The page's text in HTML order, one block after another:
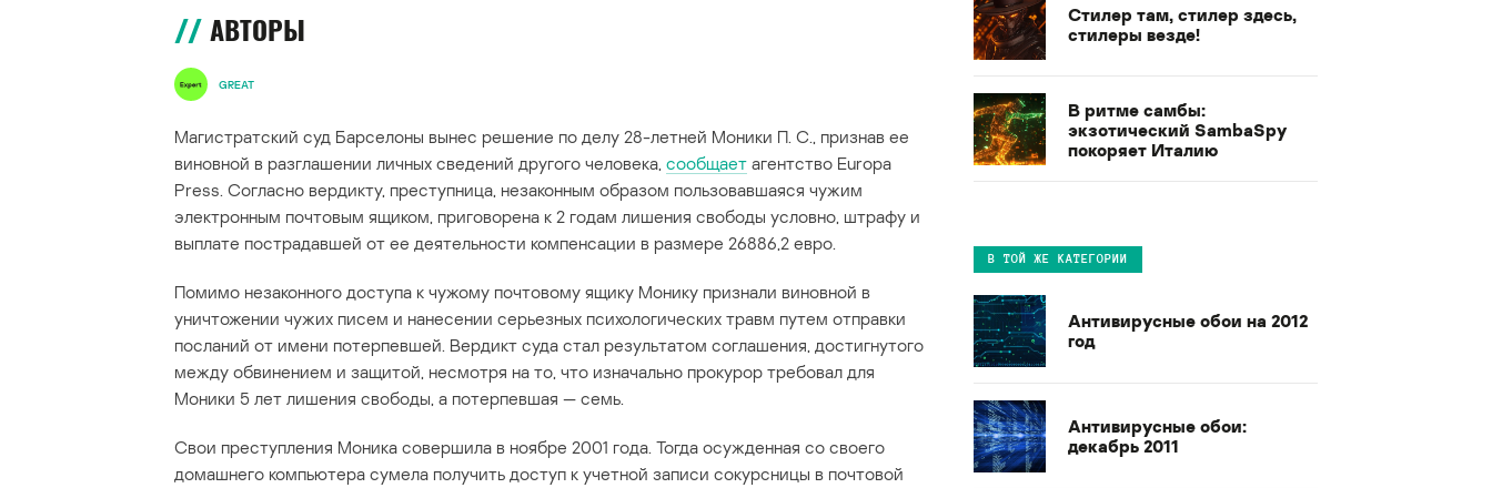
АВТОРЫ
GREAT
Магистратский суд Барселоны вынес решение по делу 28-летней Моники П. С., признав ее
виновной в разглашении личных сведений другого человека, сообщает агентство Europa
Press. Согласно вердикту, преступница, незаконным образом пользовавшаяся чужим
электронным почтовым ящиком, приговорена к 2 годам лишения свободы условно, штрафу и
выплате пострадавшей от ее деятельности компенсации в размере 26886,2 евро.
Помимо незаконного доступа к чужому почтовому ящику Монику признали виновной в
уничтожении чужих писем и нанесении серьезных психологических травм путем отправки
посланий от имени потерпевшей. Вердикт суда стал результатом соглашения, достигнутого
между обвинением и защитой, несмотря на то, что изначально прокурор требовал для
Моники 5 лет лишения свободы, а потерпевшая — семь.
Свои преступления Моника совершила в ноябре 2001 года. Тогда осужденная со своего
домашнего компьютера сумела получить доступ к учетной записи сокурсницы в почтовой
Стилер там, стилер здесь,
стилеры везде!
В ритме самбы:
экзотический SambaSpy
покоряет Италию
В ТОЙ ЖЕ КАТЕГОРИИ
Антивирусные обои на 2012
год
Антивирусные обои:
декабрь 2011